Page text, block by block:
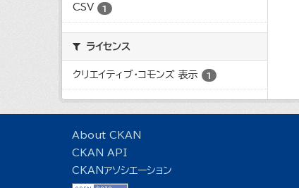
CSV 1
ライセンス
クリエイティブ・コモンズ 表示 1
About CKAN
CKAN API
CKANアソシエーション